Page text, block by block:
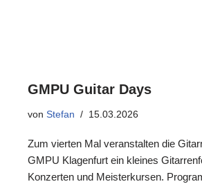
GMPU Guitar Days
von Stefan 15.03.2026
Zum vierten Mal veranstalten die
GMPU Klagenfurt ein kleines
Konzerten und Meisterkursen.